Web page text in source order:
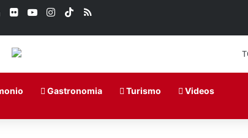
LinkedIn
Flickr YouTubeInstagram
TikTokRSS
Gastronomia Turismo Videos